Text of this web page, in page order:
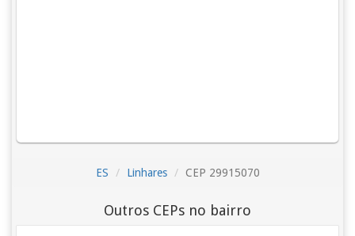
ES Linhares CEP 29915070
Outros CEPs no bairro